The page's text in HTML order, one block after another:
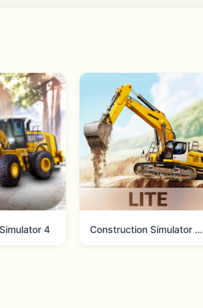
法，清新淡雅的画风，在短短的一年时
寻找谜题的答案，体验充满乐趣的剧
穿着搭配非常有用的参考哦！
梨衣倾情加盟，为《暖暖环游世界》
漫作品。超豪华声优阵容，带你感受动
4 Construction Simulator 3 Lite